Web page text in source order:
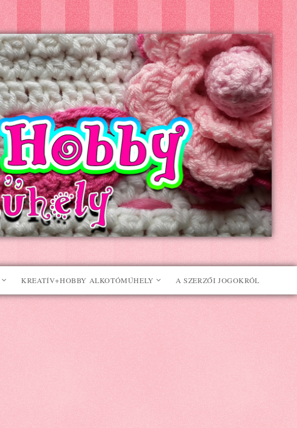
KREATÍV+HOBBY ALKOTÓMŰHELY A SZERZŐI JOGOKRÓL